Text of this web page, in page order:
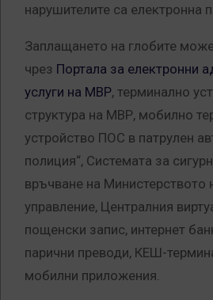
нарушителите са електронна
Заплащането на глобите
чрез Портала за електронни
услуги на МВР, терминално
структура на МВР, мобилно
устройство ПОС в патрулен
полиция“, Системата за
връчване на Министерството
управление, Централния
пощенски запис, интернет
парични преводи, КЕШ-
мобилни приложения.